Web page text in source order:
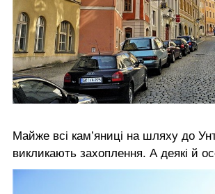
Майже всі кам’яниці на шляху до
викликають захоплення. А деякі й